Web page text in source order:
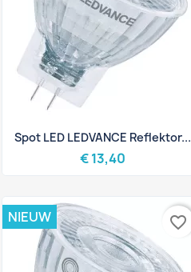
 Snel bekijken
Spot LED LEDVANCE Reflektor...
€ 13,40
NIEUW favorite_border